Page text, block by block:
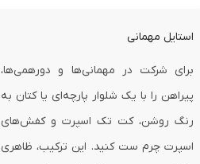
استایل مهمانی
برای شرکت در مهمانی‌ها و دورهمی‌ها،
پیراهن را با یک شلوار پارچه‌ای یا کتان به
رنگ روشن، کت تک اسپرت و کفش‌های
اسپرت چرم ست کنید. این ترکیب، ظاهری